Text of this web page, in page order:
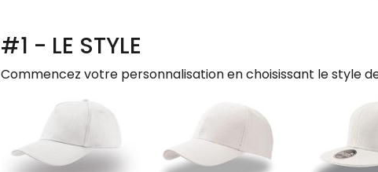
#1 - LE STYLE
Commencez votre personnalisation en choisissant le style